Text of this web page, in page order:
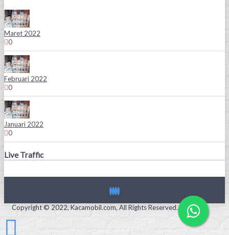
Maret 2022
0
Februari 2022
0
Januari 2022
0
Live Traffic
Copyright © 2022, Kacamobil.com, All Rights Reserved.